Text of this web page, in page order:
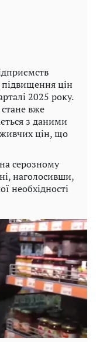
цін
2025 року.
стане вже
з даними
цін, що
серозному
наголосивши,
необхідності